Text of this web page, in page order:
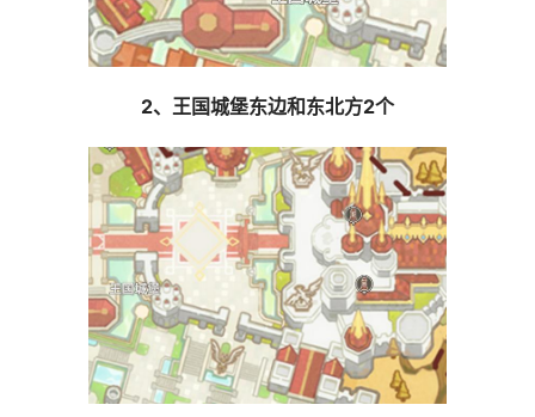
2、王国城堡东边和东北方2个